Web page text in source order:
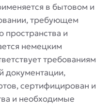
в бытовом и
требующем
пространства и
немецким
требованиям
документации,
сертифицирован и
и необходимые